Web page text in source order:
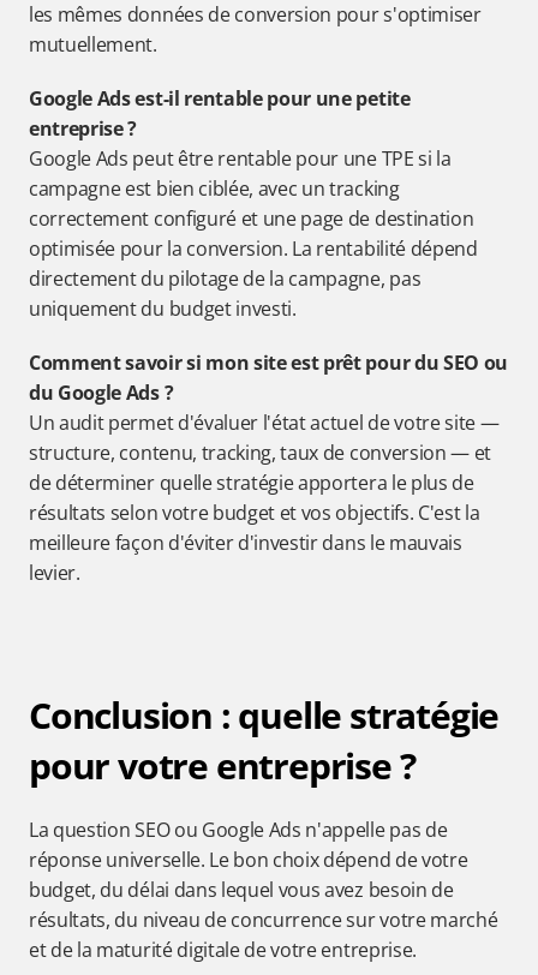
les mêmes données de conversion pour s'optimiser
mutuellement.
Google Ads est-il rentable pour une petite
entreprise ?
Google Ads peut être rentable pour une TPE si la
campagne est bien ciblée, avec un tracking
correctement configuré et une page de destination
optimisée pour la conversion. La rentabilité dépend
directement du pilotage de la campagne, pas
uniquement du budget investi.
Comment savoir si mon site est prêt pour du SEO ou
du Google Ads ?
Un audit permet d'évaluer l'état actuel de votre site —
structure, contenu, tracking, taux de conversion — et
de déterminer quelle stratégie apportera le plus de
résultats selon votre budget et vos objectifs. C'est la
meilleure façon d'éviter d'investir dans le mauvais
levier.
Conclusion : quelle stratégie
pour votre entreprise ?
La question SEO ou Google Ads n'appelle pas de
réponse universelle. Le bon choix dépend de votre
budget, du délai dans lequel vous avez besoin de
résultats, du niveau de concurrence sur votre marché
et de la maturité digitale de votre entreprise.